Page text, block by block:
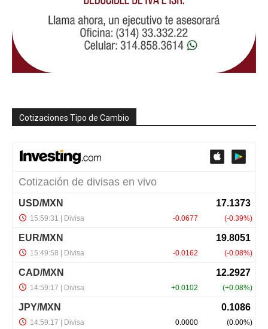
Cotizaciones Tipo de Cambio